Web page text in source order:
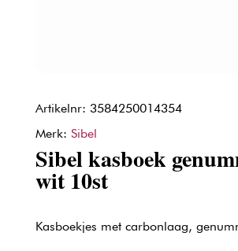
Artikelnr: 3584250014354
Merk: Sibel
Sibel kasboek
wit 10st
Kasboekjes met carbonlaag,